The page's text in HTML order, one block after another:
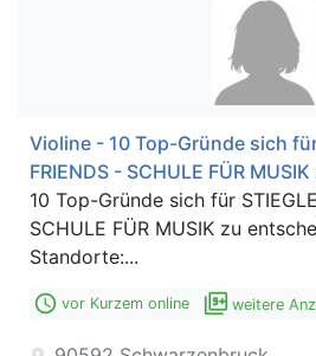
Violine - 10 Top-Gründe sich für
FRIENDS - SCHULE FÜR
10 Top-Gründe sich für
SCHULE FÜR MUSIK zu
Standorte:...
access_time vor Kurzem online filter_9_plus weitere